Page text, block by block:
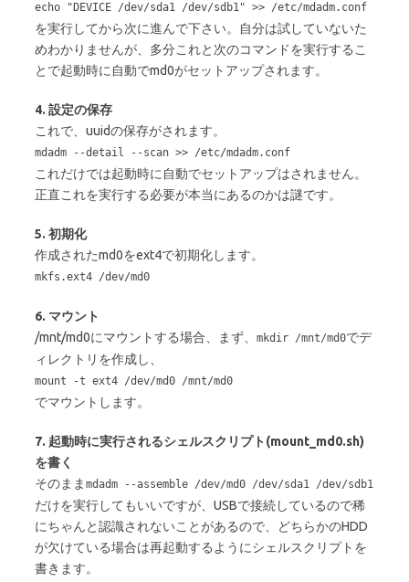
echo "DEVICE /dev/sda1 /dev/sdb1" >> /etc/mdadm.conf
を実行してから次に進んで下さい。自分は試していないた
めわかりませんが、多分これと次のコマンドを実行するこ
とで起動時に自動でmd0がセットアップされます。
4. 設定の保存
これで、uuidの保存がされます。
mdadm --detail --scan >> /etc/mdadm.conf
これだけでは起動時に自動でセットアップはされません。
正直これを実行する必要が本当にあるのかは謎です。
5. 初期化
作成されたmd0をext4で初期化します。
mkfs.ext4 /dev/md0
6. マウント
/mnt/md0にマウントする場合、まず、 mkdir /mnt/md0でデ
ィレクトリを作成し、
mount -t ext4 /dev/md0 /mnt/md0
でマウントします。
7. 起動時に実行されるシェルスクリプト(mount_md0.sh)
を書く
そのまま mdadm --assemble /dev/md0 /dev/sda1 /dev/sdb1
だけを実行してもいいですが、USBで接続しているので稀
にちゃんと認識されないことがあるので、どちらかのHDD
が欠けている場合は再起動するようにシェルスクリプトを
書きます。